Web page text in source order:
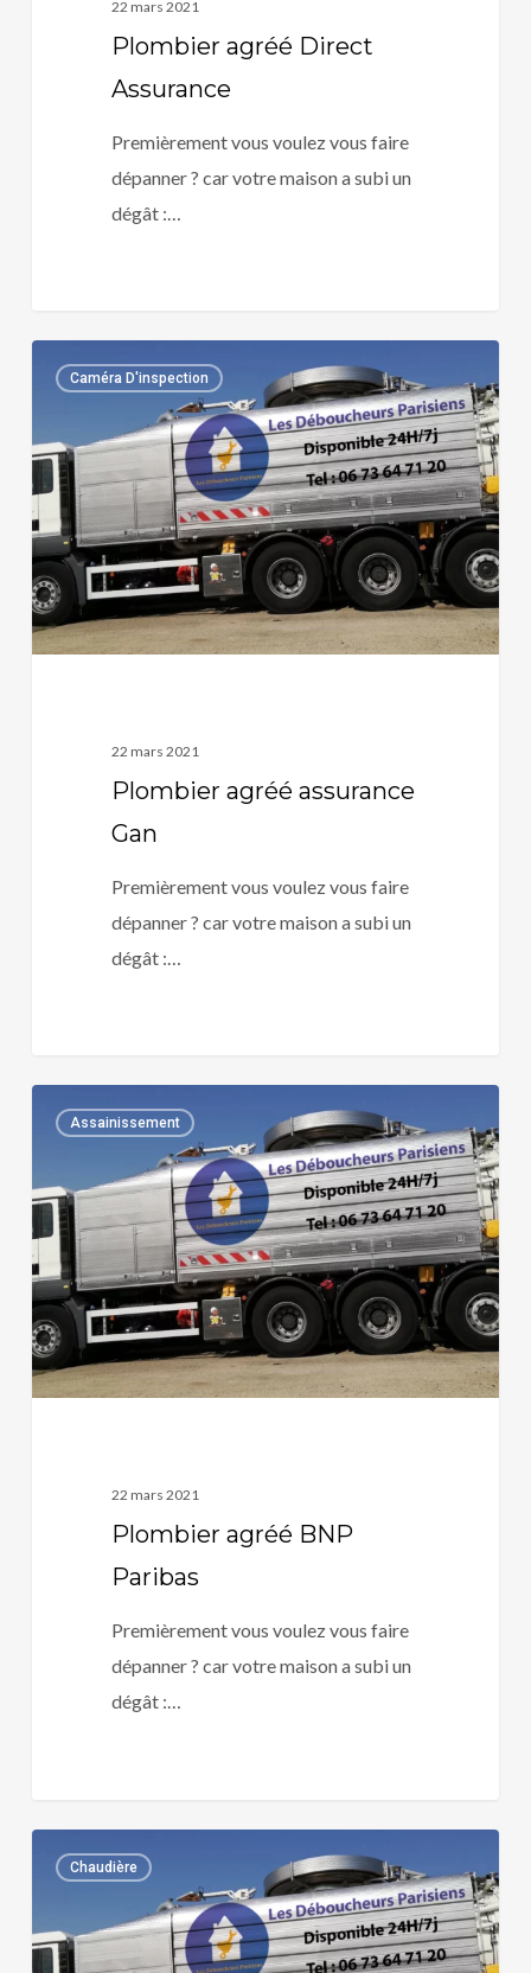
22 mars 2021
Plombier agréé Direct
Assurance
Premièrement vous voulez vous faire
dépanner ? car votre maison a subi un
dégât :…
agréé
Gan
Caméra D'inspection
22 mars 2021
Plombier agréé assurance
Gan
Premièrement vous voulez vous faire
dépanner ? car votre maison a subi un
dégât :…
0
agréé
Paribas
Assainissement
22 mars 2021
Plombier agréé BNP
Paribas
Premièrement vous voulez vous faire
dépanner ? car votre maison a subi un
dégât :…
0
agréé
MMA
Chaudière
0